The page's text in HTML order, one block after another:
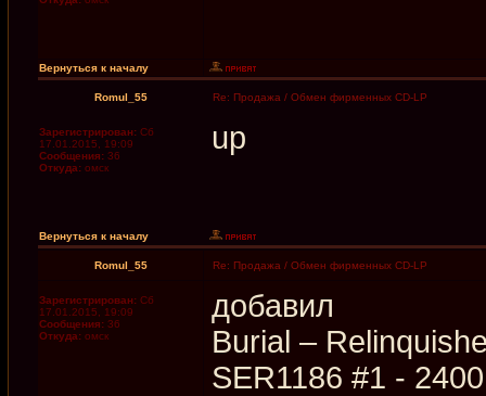
Вернуться к началу
Romul_55 Re: Продажа / Обмен фирменных CD-LP
Зарегистрирован: Сб
17.01.2015, 19:09
Сообщения: 36
Откуда: омск
up
Вернуться к началу
Romul_55 Re: Продажа / Обмен фирменных CD-LP
Зарегистрирован: Сб
17.01.2015, 19:09
Сообщения: 36
Откуда: омск
добавил
Burial –
SER1186 #1 - 2400